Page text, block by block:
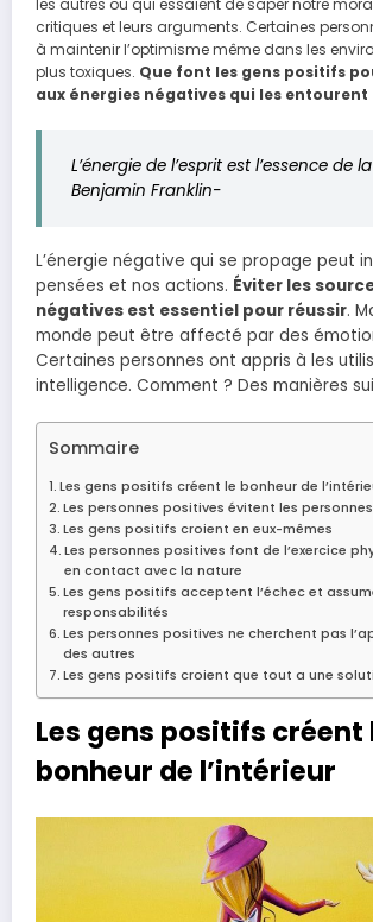
les autres ou qui essaient de saper notre
critiques et leurs arguments. Certaines
à maintenir l’optimisme même dans les
plus toxiques. Que font les gens positifs
aux énergies négatives qui les entourent
L’énergie de l’esprit est l’essence de
Benjamin Franklin-
L’énergie négative qui se propage peut
pensées et nos actions. Éviter les
négatives est essentiel pour réussir.
monde peut être affecté par des
Certaines personnes ont appris à les
intelligence. Comment ? Des manières
Sommaire
Les gens positifs créent le bonheur de
Les personnes positives évitent les
Les gens positifs croient en eux-mêmes
Les personnes positives font de l’exercice
en contact avec la nature
Les gens positifs acceptent l’échec et
responsabilités
Les personnes positives ne cherchent pas
des autres
Les gens positifs croient que tout a une
Les gens positifs créent
bonheur de l’intérieur